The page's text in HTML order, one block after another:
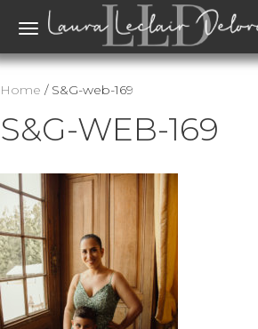
Toggle
Home / S&G-web-169
S&G-WEB-169